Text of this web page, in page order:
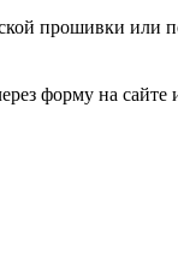
прошивки или
форму на сайте